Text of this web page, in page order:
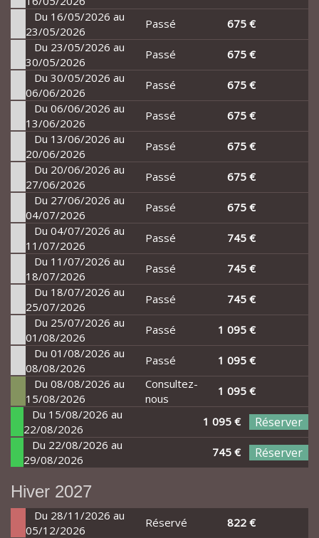
Du 16/05/2026 au
23/05/2026
Passé
675 €
Du 23/05/2026 au
30/05/2026
Passé
675 €
Du 30/05/2026 au
06/06/2026
Passé
675 €
Du 06/06/2026 au
13/06/2026
Passé
675 €
Du 13/06/2026 au
20/06/2026
Passé
675 €
Du 20/06/2026 au
27/06/2026
Passé
675 €
Du 27/06/2026 au
04/07/2026
Passé
675 €
Du 04/07/2026 au
11/07/2026
Passé
745 €
Du 11/07/2026 au
18/07/2026
Passé
745 €
Du 18/07/2026 au
25/07/2026
Passé
745 €
Du 25/07/2026 au
01/08/2026
Passé
1 095 €
Du 01/08/2026 au
08/08/2026
Passé
1 095 €
Du 08/08/2026 au
15/08/2026
Consultez-
nous
1 095 €
Du 15/08/2026 au
22/08/2026
1 095 € Réserver
Du 22/08/2026 au
29/08/2026
745 € Réserver
Hiver 2027
Du 28/11/2026 au
05/12/2026
Réservé
822 €